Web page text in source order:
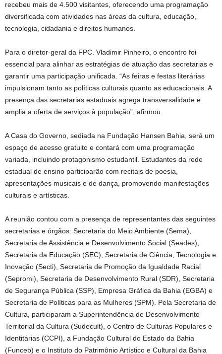
recebeu mais de 4.500 visitantes, oferecendo uma programação
diversificada com atividades nas áreas da cultura, educação,
tecnologia, cidadania e direitos humanos.
Para o diretor-geral da FPC. Vladimir Pinheiro, o encontro foi
essencial para alinhar as estratégias de atuação das secretarias e
garantir uma participação unificada. “As feiras e festas literárias
impulsionam tanto as políticas culturais quanto as educacionais. A
presença das secretarias estaduais agrega transversalidade e
amplia a oferta de serviços à população”, afirmou.
A Casa do Governo, sediada na Fundação Hansen Bahia, será um
espaço de acesso gratuito e contará com uma programação
variada, incluindo protagonismo estudantil. Estudantes da rede
estadual de ensino participarão com recitais de poesia,
apresentações musicais e de dança, promovendo manifestações
culturais e artísticas.
A reunião contou com a presença de representantes das seguintes
secretarias e órgãos: Secretaria do Meio Ambiente (Sema),
Secretaria de Assistência e Desenvolvimento Social (Seades),
Secretaria da Educação (SEC), Secretaria de Ciência, Tecnologia e
Inovação (Secti), Secretaria de Promoção da Igualdade Racial
(Sepromi), Secretaria de Desenvolvimento Rural (SDR), Secretaria
de Segurança Pública (SSP), Empresa Gráfica da Bahia (EGBA) e
Secretaria de Políticas para as Mulheres (SPM). Pela Secretaria de
Cultura, participaram a Superintendência de Desenvolvimento
Territorial da Cultura (Sudecult), o Centro de Culturas Populares e
Identitárias (CCPI), a Fundação Cultural do Estado da Bahia
(Funceb) e o Instituto do Patrimônio Artístico e Cultural da Bahia